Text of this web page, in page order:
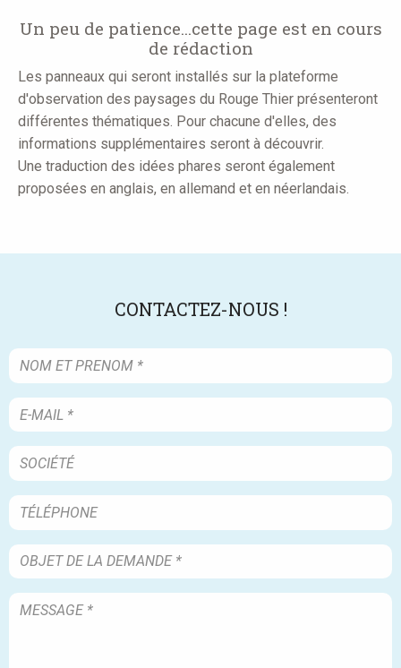
Un peu de patience...cette page est en cours
de rédaction
Les panneaux qui seront installés sur la plateforme
d'observation des paysages du Rouge Thier présenteront
différentes thématiques. Pour chacune d'elles, des
informations supplémentaires seront à découvrir.
Une traduction des idées phares seront également
proposées en anglais, en allemand et en néerlandais.
CONTACTEZ-NOUS !